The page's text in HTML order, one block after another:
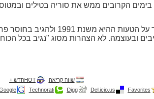
בימים הקרובים ממש את סוריה בטילים
היה ויגיב כלפינו לדעתי עלינו
ובעוצמה. לא הצהרות מסוג "נגיב בכל
שווה קריאה
HOTחדש +
Favorites
Del.icio.us
Digg
Technorati